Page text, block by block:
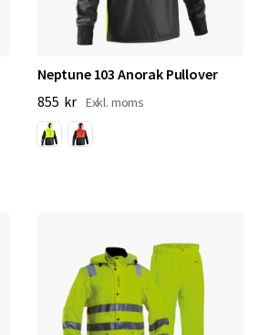
Neptune 103 Anorak Pullover
855 kr